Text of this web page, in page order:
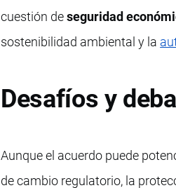
cuestión deseguridad
sostenibilidad ambiental y la
Desafíos y
Aunque el acuerdo puede
de cambio regulatorio, la